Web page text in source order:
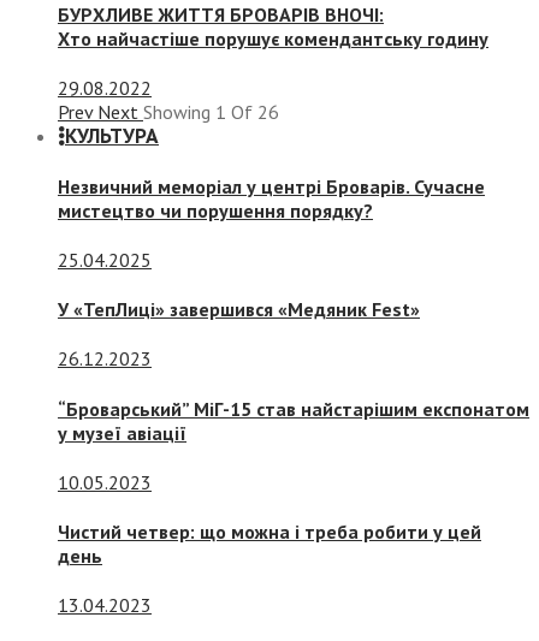
БУРХЛИВЕ ЖИТТЯ БРОВАРІВ ВНОЧІ:
Хто найчастіше порушує комендантську годину
29.08.2022
Prev Next Showing 1 Of 26
КУЛЬТУРА
Незвичний меморіал у центрі Броварів. Сучасне
мистецтво чи порушення порядку?
25.04.2025
У «ТепЛиці» завершився «Медяник Fest»
26.12.2023
“Броварський” МіГ-15 став найстарішим експонатом
у музеї авіації
10.05.2023
Чистий четвер: що можна і треба робити у цей
день
13.04.2023